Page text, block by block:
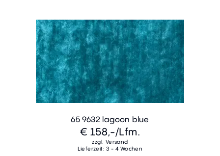
65 9632 lagoon blue
€ 158,-/Lfm.
zzgl. Versand
Lieferzeit: 3 - 4 Wochen